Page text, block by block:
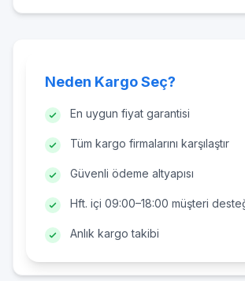
Neden Kargo Seç?
En uygun fiyat garantisi
Tüm kargo firmalarını karşılaştır
Güvenli ödeme altyapısı
Hft. içi 09:00–18:00 müşteri
Anlık kargo takibi